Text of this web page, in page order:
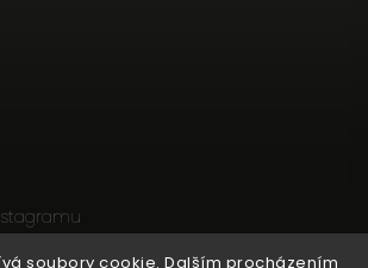
soubory cookie. Dalším procházením